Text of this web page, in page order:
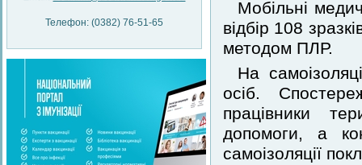
Телефон: (0382) 76-51-65
Мобільні
відбір 108
методом ПЛР.
На
осіб.
працівники
допомоги, а
самоізоляції